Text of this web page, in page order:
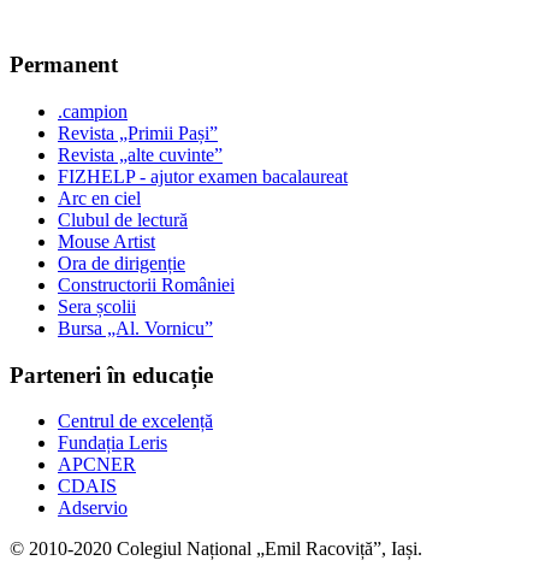
Permanent
.campion
Revista „Primii Pași”
Revista „alte cuvinte”
FIZHELP - ajutor examen bacalaureat
Arc en ciel
Clubul de lectură
Mouse Artist
Ora de dirigenție
Constructorii României
Sera școlii
Bursa „Al. Vornicu”
Parteneri în educație
Centrul de excelență
Fundația Leris
APCNER
CDAIS
Adservio
© 2010-2020 Colegiul Național „Emil Racoviță”, Iași.